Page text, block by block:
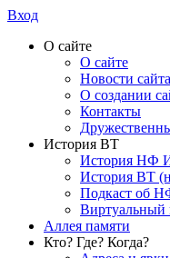
Вход
О сайте
О сайте
Новости сайта
О создании
Контакты
История ВТ
История НФ
История ВТ
Подкаст об
Виртуальный
Аллея памяти
Кто? Где? Когда?